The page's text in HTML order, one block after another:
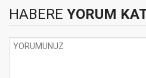
HABERE YORUM